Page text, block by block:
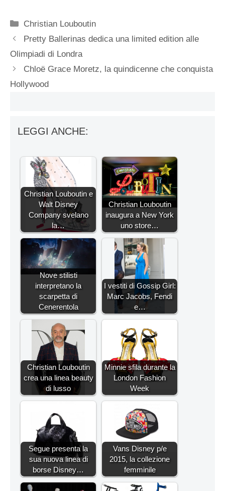
Categorie
Christian Louboutin
Pretty Ballerinas dedica una limited edition alle
Olimpiadi di Londra
Chloë Grace Moretz, la quindicenne che conquista
Hollywood
LEGGI ANCHE:
Christian Louboutin e
Walt Disney
Company svelano
la…
Christian Louboutin
inaugura a New York
uno store…
Nove stilisti
interpretano la
scarpetta di
Cenerentola
I vestiti di Gossip Girl:
Marc Jacobs, Fendi
e…
Christian Louboutin
crea una linea beauty
di lusso
Minnie sfila durante la
London Fashion
Week
Segue presenta la
sua nuova linea di
borse Disney…
Vans Disney p/e
2015, la collezione
femminile